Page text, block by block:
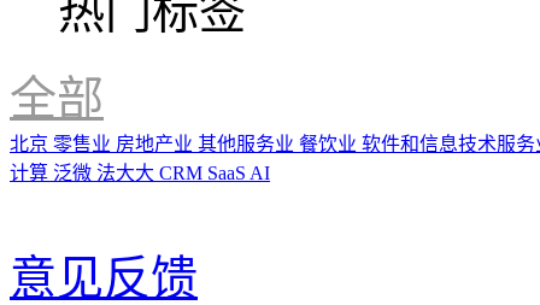
热门标签
全部
北京 零售业 房地产业 其他服务业 餐饮业 软件和信息技术服
计算 泛微 法大大 CRM SaaS AI
意见反馈